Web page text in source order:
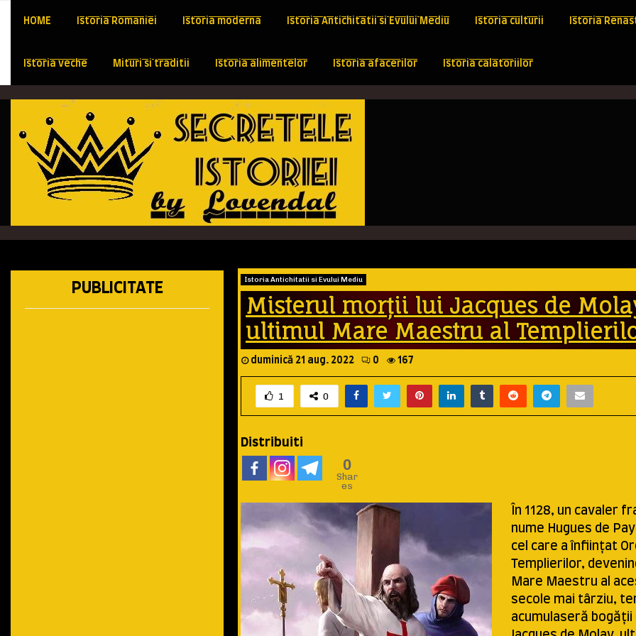
HOME Istoria Romaniei Istoria moderna Istoria Antichitatii si Evului Mediu Istoria culturii Istoria
Istoria veche Mituri si traditii Istoria alimentelor Istoria afacerilor Istoria calatoriilor
Istoria Antichitatii si Evului Mediu
Misterul morţii lui Jacques de
ultimul Mare Maestru al
duminică 21 aug. 2022 0 167
1 0
Distribuiti
0
Shar
es
În 1128, un cavaler
nume Hugues de
cel care a înființat
Templierilor,
Mare Maestru al
secole mai târziu,
acumulaseră bogății
PUBLICITATE